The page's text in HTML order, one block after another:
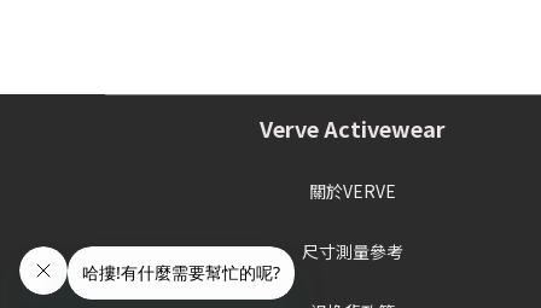
Verve Activewear
關於VERVE
尺寸測量參考